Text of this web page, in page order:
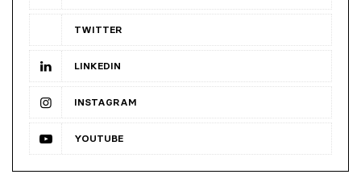
TWITTER
LINKEDIN
INSTAGRAM
YOUTUBE